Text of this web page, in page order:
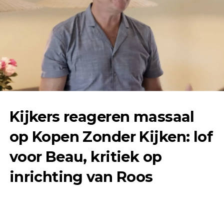
Kijkers reageren massaal
op Kopen Zonder Kijken: lof
voor Beau, kritiek op
inrichting van Roos